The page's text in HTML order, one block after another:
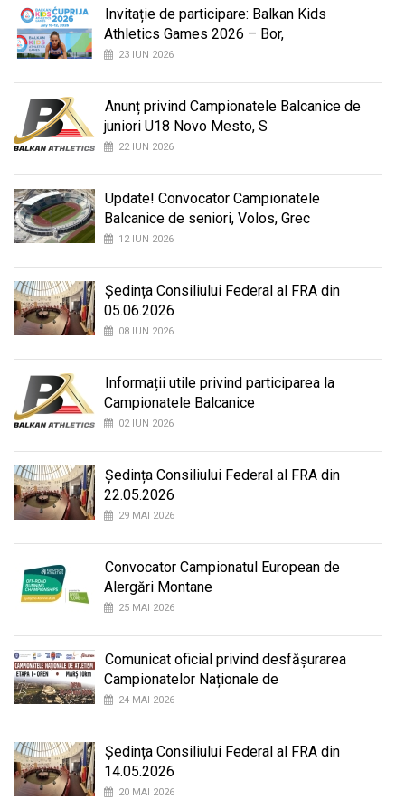
Invitație de participare: Balkan Kids
Athletics Games 2026 – Bor,
23 IUN 2026
Anunț privind Campionatele Balcanice de
juniori U18 Novo Mesto, S
22 IUN 2026
Update! Convocator Campionatele
Balcanice de seniori, Volos, Grec
12 IUN 2026
Ședința Consiliului Federal al FRA din
05.06.2026
08 IUN 2026
Informații utile privind participarea la
Campionatele Balcanice
02 IUN 2026
Ședința Consiliului Federal al FRA din
22.05.2026
29 MAI 2026
Convocator Campionatul European de
Alergări Montane
25 MAI 2026
Comunicat oficial privind desfășurarea
Campionatelor Naționale de
24 MAI 2026
Ședința Consiliului Federal al FRA din
14.05.2026
20 MAI 2026